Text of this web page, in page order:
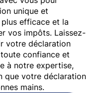
unique et
efficace et la
vos impôts. Laissez-
votre déclaration
confiance et
à notre expertise,
que votre déclaration
mains.